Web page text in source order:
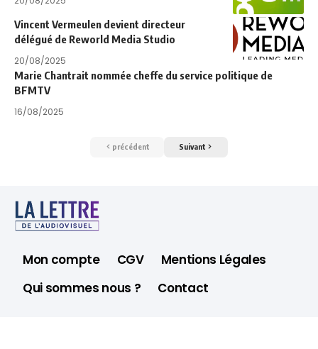
Vincent Vermeulen devient directeur
délégué de Reworld Media Studio
20/08/2025
Marie Chantrait nommée cheffe du service politique de
BFMTV
16/08/2025
précédent Suivant
Mon compte CGV
Mentions Légales
Qui sommes nous ?
Contact